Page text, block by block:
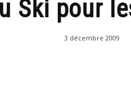
Ski pour
3 décembre 2009